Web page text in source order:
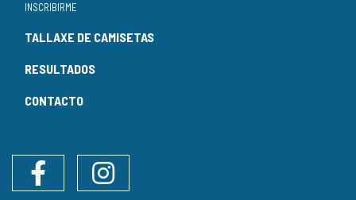
INSCRIBIRME
TALLAXE DE CAMISETAS
RESULTADOS
CONTACTO
Instagram